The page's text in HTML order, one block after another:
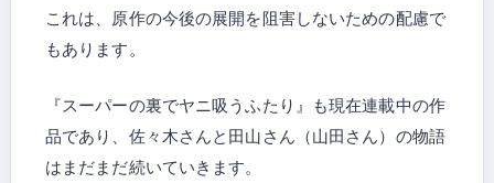
これは、原作の今後の展開を阻害しないための配慮で
もあります。
『スーパーの裏でヤニ吸うふたり』も現在連載中の作
品であり、佐々木さんと田山さん（山田さん）の物語
はまだまだ続いていきます。